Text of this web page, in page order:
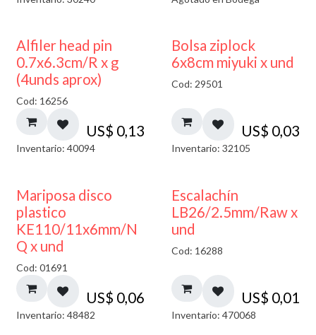
Alfiler head pin
0.7x6.3cm/R x g
(4unds aprox)
Cod: 16256
US$ 0,13
Inventario: 40094
¡NUEVO!
Bolsa ziplock
6x8cm miyuki x und
Cod: 29501
US$ 0,03
Inventario: 32105
Mariposa disco
plastico
KE110/11x6mm/N
Q x und
Cod: 01691
US$ 0,06
Inventario: 48482
Escalachín
LB26/2.5mm/Raw x
und
Cod: 16288
US$ 0,01
Inventario: 470068